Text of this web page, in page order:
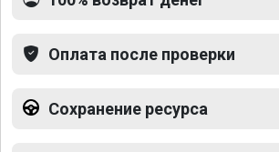
Оплата после проверки
Сохранение ресурса